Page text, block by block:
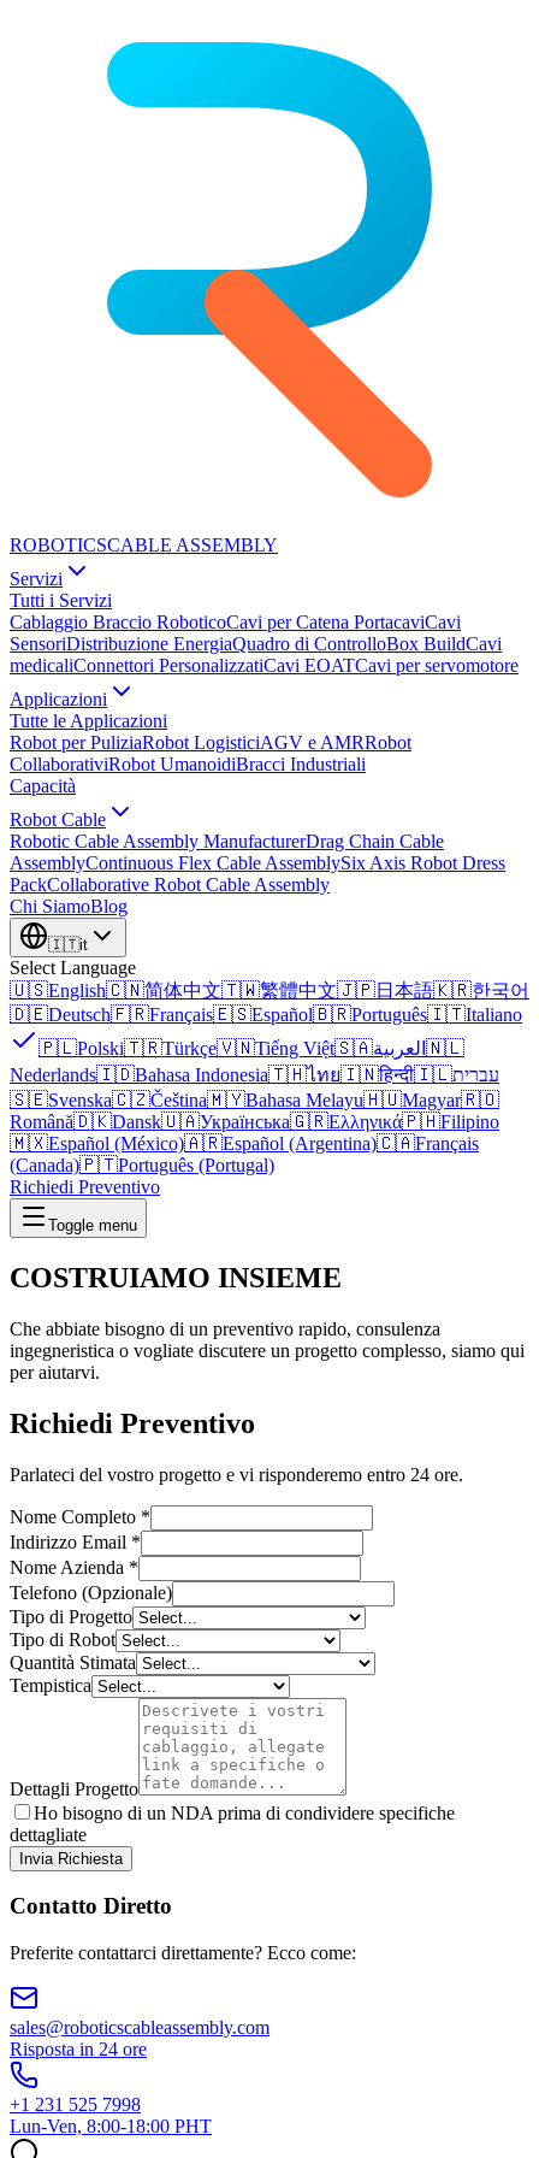
ROBOTICSCABLE ASSEMBLY
Servizi
Tutti i Servizi
Cablaggio Braccio RoboticoCavi per Catena PortacaviCavi
SensoriDistribuzione EnergiaQuadro di ControlloBox BuildCavi
medicaliConnettori PersonalizzatiCavi EOATCavi per servomotore
Applicazioni
Tutte le Applicazioni
Robot per PuliziaRobot LogisticiAGV e AMRRobot
CollaborativiRobot UmanoidiBracci Industriali
Capacità
Robot Cable
Robotic Cable Assembly ManufacturerDrag Chain Cable
AssemblyContinuous Flex Cable AssemblySix Axis Robot Dress
PackCollaborative Robot Cable Assembly
Chi SiamoBlog
🇮🇹it
Select Language
🇺🇸English🇨🇳简体中文🇹🇼繁體中文🇯🇵日本語🇰🇷한국어
🇩🇪Deutsch🇫🇷Français🇪🇸Español🇧🇷Português🇮🇹Italiano
🇵🇱Polski🇹🇷Türkçe🇻🇳Tiếng Việt🇸🇦العربية 🇳🇱
Nederlands🇮🇩Bahasa Indonesia🇹🇭ไทย🇮🇳हिन्दी🇮🇱עברית
🇸🇪Svenska🇨🇿Čeština🇲🇾Bahasa Melayu🇭🇺Magyar🇷🇴
Română🇩🇰Dansk🇺🇦Українська🇬🇷Ελληνικά🇵🇭Filipino
🇲🇽Español (México)🇦🇷Español (Argentina)🇨🇦Français
(Canada)🇵🇹Português (Portugal)
Richiedi Preventivo
Toggle menu
COSTRUIAMO INSIEME
Che abbiate bisogno di un preventivo rapido, consulenza
ingegneristica o vogliate discutere un progetto complesso, siamo qui
per aiutarvi.
Richiedi Preventivo
Parlateci del vostro progetto e vi risponderemo entro 24 ore.
Nome Completo *
Indirizzo Email *
Nome Azienda *
Telefono (Opzionale)
Tipo di Progetto
Tipo di Robot
Quantità Stimata
Tempistica
Dettagli Progetto
Ho bisogno di un NDA prima di condividere specifiche
dettagliate
Invia Richiesta
Contatto Diretto
Preferite contattarci direttamente? Ecco come:
sales@roboticscableassembly.com
Risposta in 24 ore
+1 231 525 7998
Lun-Ven, 8:00-18:00 PHT